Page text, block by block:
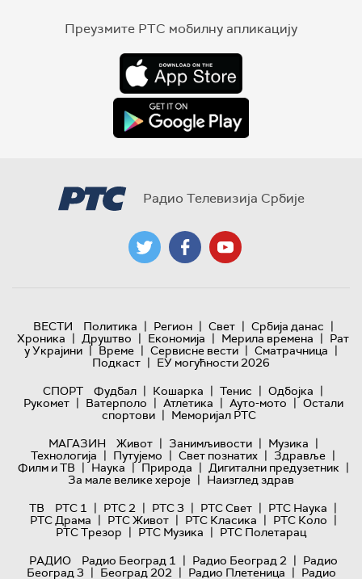
Преузмите РТС мобилну апликацију
Радио Телевизија Србије
ВЕСТИ Политика | Регион | Свет | Србија данас |
Хроника | Друштво | Економија | Мерила времена | Рат
у Украјини | Време | Сервисне вести | Сматрачница |
Подкаст | ЕУ могућности 2026
СПОРТ
Фудбал | Кошарка | Тенис | Одбојка |
Рукомет | Ватерполо | Атлетика | Ауто-мото | Остали
спортови | Меморијал РТС
МАГАЗИН
Живот | Занимљивости | Музика |
Технологијa | Путујемо | Свет познатих | Здравље |
Филм и ТВ | Наука | Природа | Дигитални предузетник |
За мале велике хероје | Наизглед здрав
ТВ
РТС 1 | РТС 2 | РТС 3 | РТС Свет | РТС Наука |
РТС Драма | РТС Живот | РТС Класика | РТС Коло |
РТС Трезор | РТС Музика | РТС Полетарац
РАДИО
Радио Београд 1 | Радио Београд 2 | Радио
Београд 3 | Београд 202 | Радио Плетеница | Радио